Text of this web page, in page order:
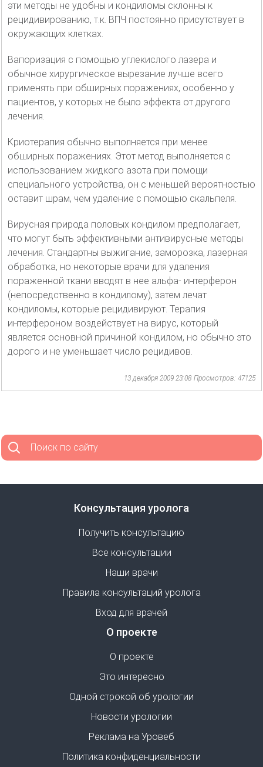
эти методы не удобны и кондиломы склонны к
рецидивированию, т.к. ВПЧ постоянно присутствует в
окружающих клетках.
Вапоризация с помощью углекислого лазера и
обычное хирургическое вырезание лучше всего
применять при обширных поражениях, особенно у
пациентов, у которых не было эффекта от другого
лечения.
Криотерапия обычно выполняется при менее
обширных поражениях. Этот метод выполняется с
использованием жидкого азота при помощи
специального устройства, он с меньшей вероятностью
оставит шрам, чем удаление с помощью скальпеля.
Вирусная природа половых кондилом предполагает,
что могут быть эффективными антивирусные методы
лечения. Стандартны выжигание, заморозка, лазерная
обработка, но некоторые врачи для удаления
пораженной ткани вводят в нее альфа- интерферон
(непосредственно в кондилому), затем лечат
кондиломы, которые рецидивируют. Терапия
интерфероном воздействует на вирус, который
является основной причиной кондилом, но обычно это
дорого и не уменьшает число рецидивов.
13 декабря 2009 23:08 Просмотров: 47125
Поиск по сайту
Консультация уролога
Получить консультацию
Все консультации
Наши врачи
Правила консультаций уролога
Вход для врачей
О проекте
О проекте
Это интересно
Одной строкой об урологии
Новости урологии
Реклама на Уровеб
Политика конфиденциальности